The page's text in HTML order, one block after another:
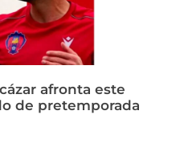
afronta este
de pretemporada